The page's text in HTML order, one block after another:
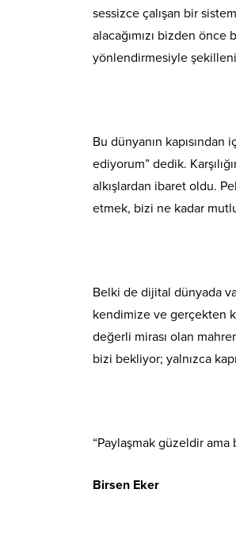
sessizce çalışan bir
alacağımızı bizden önce
yönlendirmesiyle
Bu dünyanın kapısından
ediyorum” dedik.
alkışlardan ibaret oldu.
etmek, bizi ne kadar
Belki de dijital dünyada
kendimize ve gerçekten
değerli mirası olan
bizi bekliyor; yalnızca
“Paylaşmak güzeldir ama
Birsen Eker